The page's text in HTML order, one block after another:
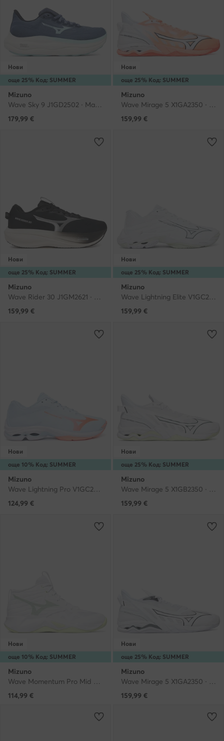
още 25% Код: SUMMER
Нови
Mizuno
Wave Sky 9 J1GD2502 · Маратонки за бягане
179,99 €
още 25% Код: SUMMER
Нови
Mizuno
Wave Mirage 5 X1GA2350 · Обувки за зала
159,99 €
още 25% Код: SUMMER
Нови
Mizuno
Wave Rider 30 J1GM2621 · Маратонки за бягане
159,99 €
още 25% Код: SUMMER
Нови
Mizuno
Wave Lightning Elite V1GC2600 · Обувки за зала
159,99 €
още 10% Код: SUMMER
Нови
Mizuno
Wave Lightning Pro V1GC2660 · Обувки за зала
124,99 €
още 25% Код: SUMMER
Нови
Mizuno
Wave Mirage 5 X1GB2350 · Обувки за зала
159,99 €
още 10% Код: SUMMER
Нови
Mizuno
Wave Momentum Pro Mid V1GC2545 · Обувки за зала
114,99 €
още 25% Код: SUMMER
Нови
Mizuno
Wave Mirage 5 X1GA2350 · Обувки за зала
159,99 €